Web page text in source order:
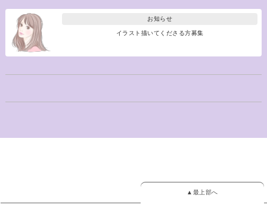
お知らせ
イラスト描いてくださる方募集
▲最上部へ